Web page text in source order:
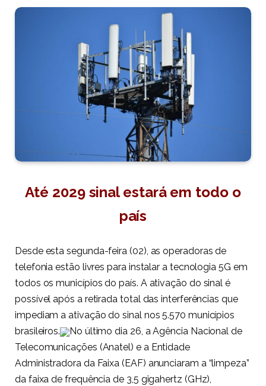
Até 2029 sinal estará em todo o
país
Desde esta segunda-feira (02), as operadoras de
telefonia estão livres para instalar a tecnologia 5G em
todos os municípios do país. A ativação do sinal é
possível após a retirada total das interferências que
impediam a ativação do sinal nos 5.570 municípios
brasileiros.
No último dia 26, a Agência Nacional de
Telecomunicações (Anatel) e a Entidade
Administradora da Faixa (EAF) anunciaram a “limpeza”
da faixa de frequência de 3,5 gigahertz (GHz),